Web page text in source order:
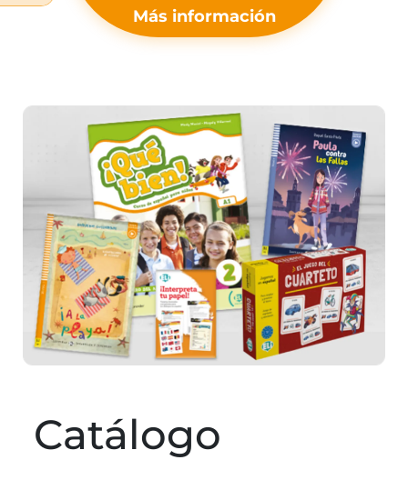
Más información
Catálogo